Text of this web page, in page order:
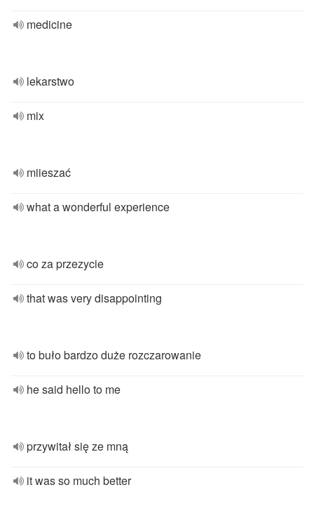
medicine
lekarstwo
mix
miieszać
what a wonderful experience
co za przezycie
that was very disappointing
to buło bardzo duże rozczarowanie
he said hello to me
przywitał się ze mną
it was so much better